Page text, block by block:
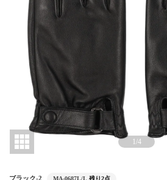
1/4
ブラック-2 MA-0687L/L 残り2点